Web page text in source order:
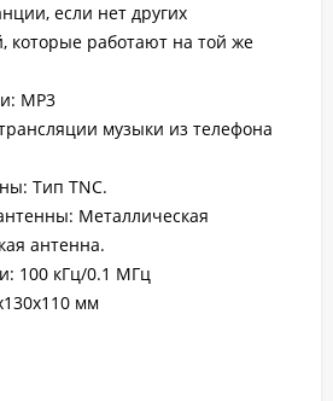
если нет других
которые работают на той же
МР3
музыки из телефона
Тип TNC.
Металлическая
антенна.
100 кГц/0.1 МГц
мм